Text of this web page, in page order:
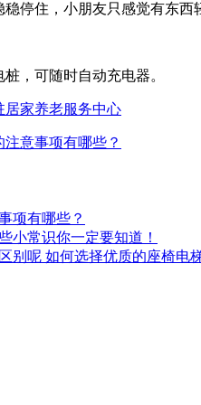
停住，小朋友只感觉有东西
，可随时自动充电器。
居家养老服务中心
意事项有哪些？
项有哪些？
小常识你一定要知道！
别呢 如何选择优质的座椅电